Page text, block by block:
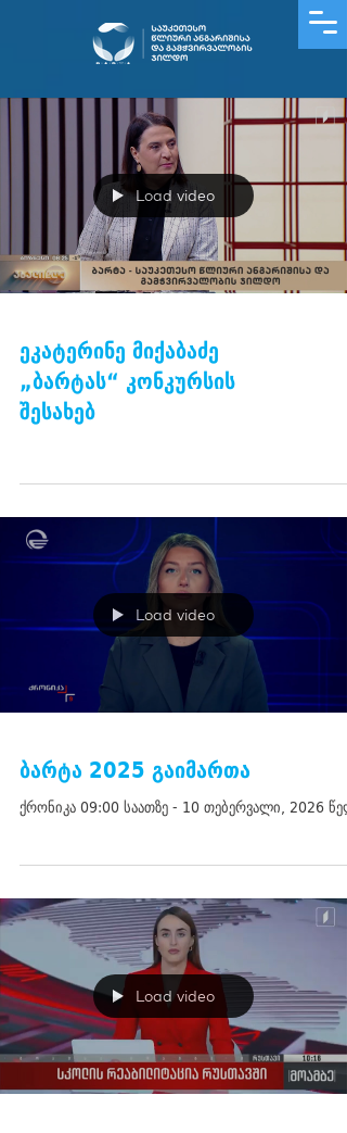
Load video
ეკატერინე მიქაბაძე
„ბარტას“ კონკურსის
შესახებ
Load video
ბარტა 2025 გაიმართა
ქრონიკა 09:00 საათზე - 10 თებერვალი, 2026
Load video